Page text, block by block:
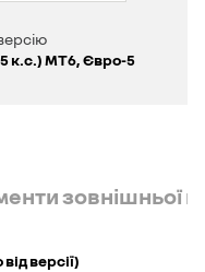
к.с.) МТ6, Євро-5
зовнішньої
версії)